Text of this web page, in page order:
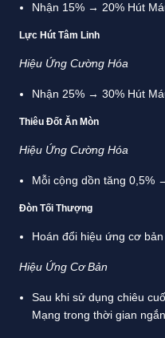
Nhận 15% → 20% Hút
Lực Hút Tâm Linh
Hiệu Ứng Cường Hóa
Nhận 25% → 30% Hút
Thiêu Đốt Ăn Mòn
Hiệu Ứng Cường Hóa
Mỗi cộng dồn tăng 0,5%
Đòn Tối Thượng
Hoán đổi hiệu ứng cơ
Hiệu Ứng Cơ Bản
Sau khi sử dụng chiêu
Mạng trong thời gian ngắn